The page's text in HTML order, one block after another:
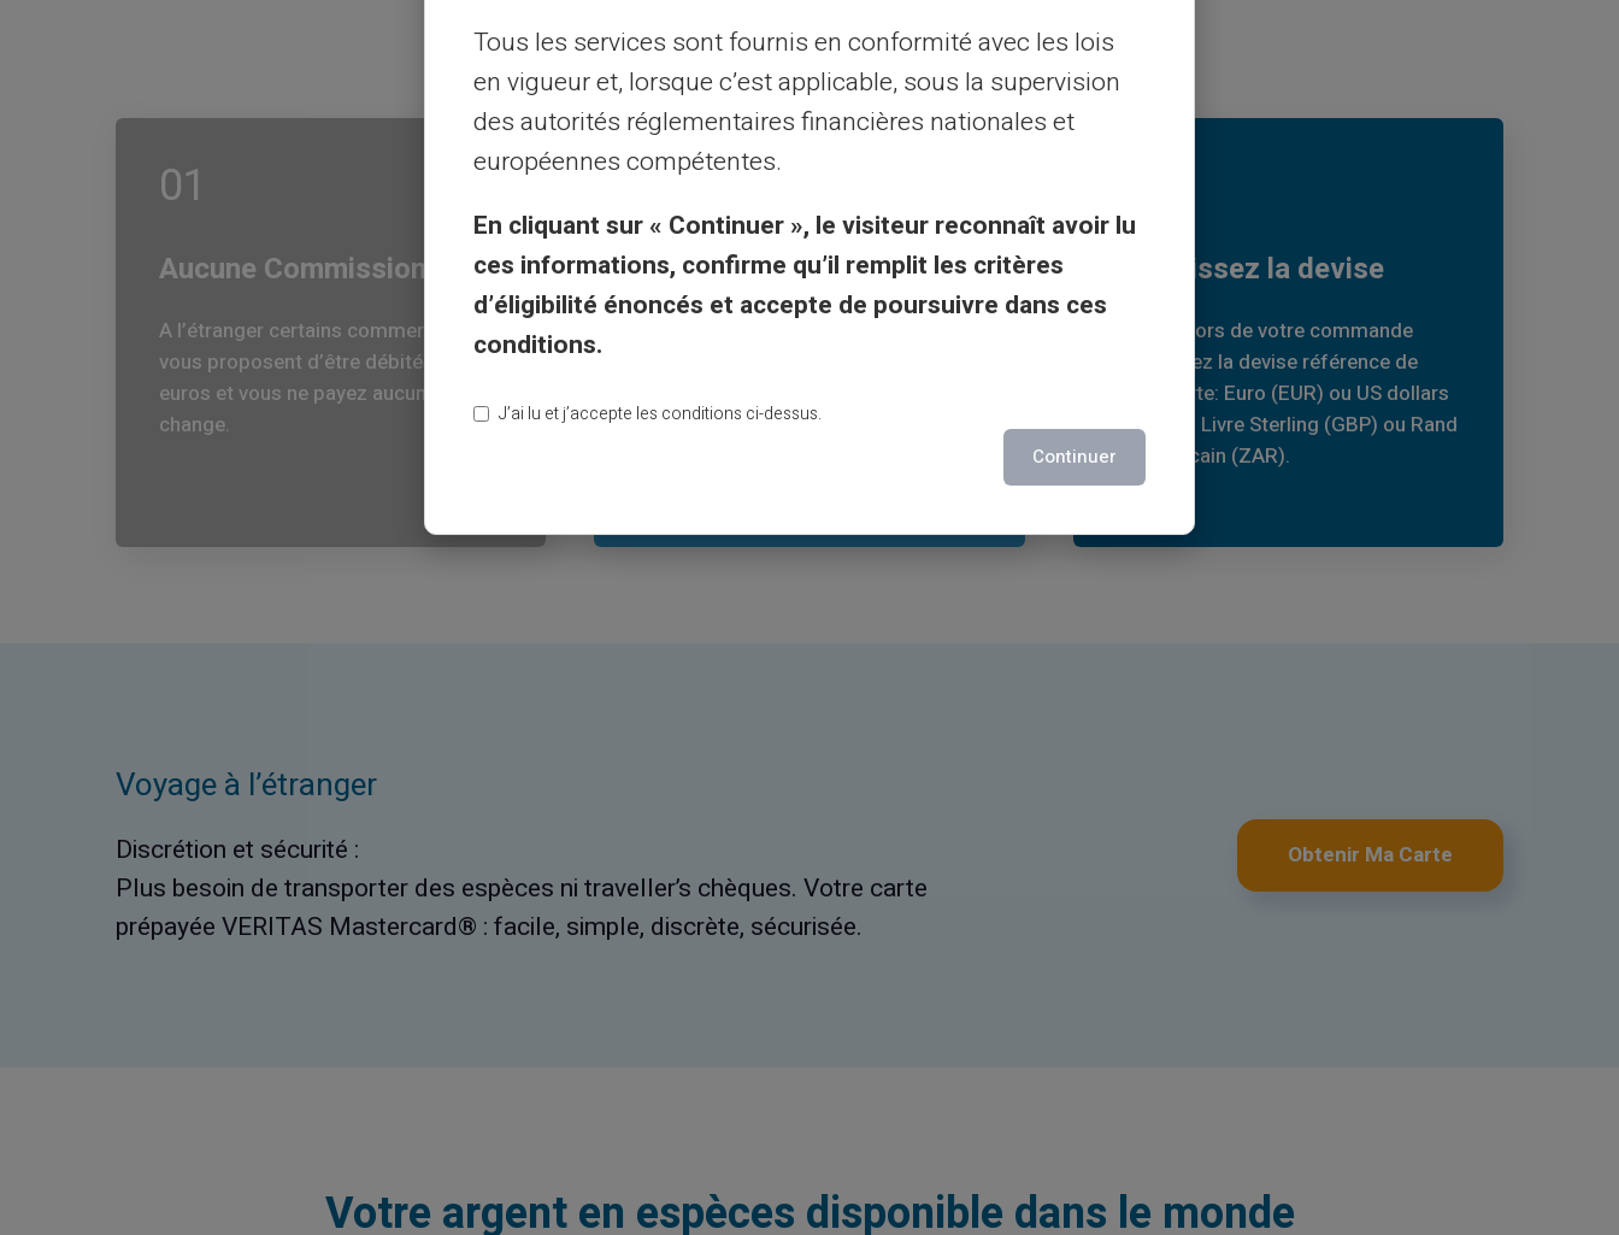
01
Aucune Commission
A l’étranger certains commerçants
vous proposent d’être débités en
euros et vous ne payez aucun frais de
change.
02
Pas de mauvaise surprise Choisissez la devise
Le plus: lors de votre commande
choisissez la devise référence de
votre carte: Euro (EUR) ou US dollars
(USD) ou Livre Sterling (GBP) ou Rand
Sud Africain (ZAR).
Voyage à l’étranger
Discrétion et sécurité :
Plus besoin de transporter des espèces ni traveller’s chèques. Votre carte
prépayée VERITAS Mastercard® : facile, simple, discrète, sécurisée.
Obtenir Ma Carte
Votre argent en espèces disponible dans le monde
Tous les services sont fournis en conformité avec les lois
en vigueur et, lorsque c’est applicable, sous la supervision
des autorités réglementaires financières nationales et
européennes compétentes.
En cliquant sur « Continuer », le visiteur reconnaît avoir lu
ces informations, confirme qu’il remplit les critères
d’éligibilité énoncés et accepte de poursuivre dans ces
conditions.
J’ai lu et j’accepte les conditions ci-dessus.
Continuer